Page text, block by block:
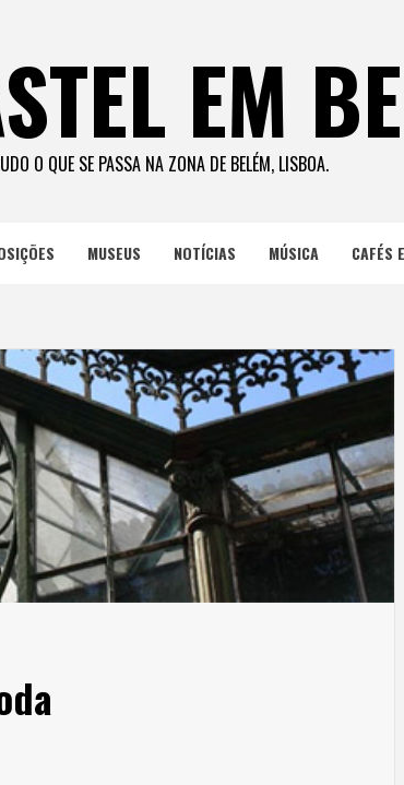
EM
O QUE SE PASSA NA ZONA DE BELÉM, LISBOA.
MUSEUS NOTÍCIAS MÚSICA CAFÉS